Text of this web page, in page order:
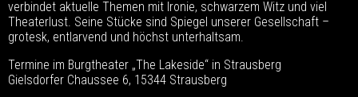
verbindet aktuelle Themen mit Ironie, schwarzem Witz und viel
Theaterlust. Seine Stücke sind Spiegel unserer Gesellschaft –
grotesk, entlarvend und höchst unterhaltsam.
Termine im Burgtheater „The Lakeside“ in Strausberg
Gielsdorfer Chaussee 6, 15344 Strausberg